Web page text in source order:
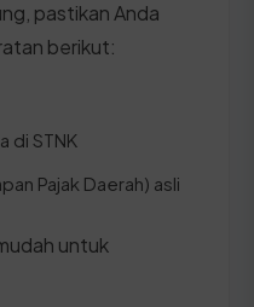
pastikan Anda
berikut:
di STNK
Pajak Daerah) asli
untuk